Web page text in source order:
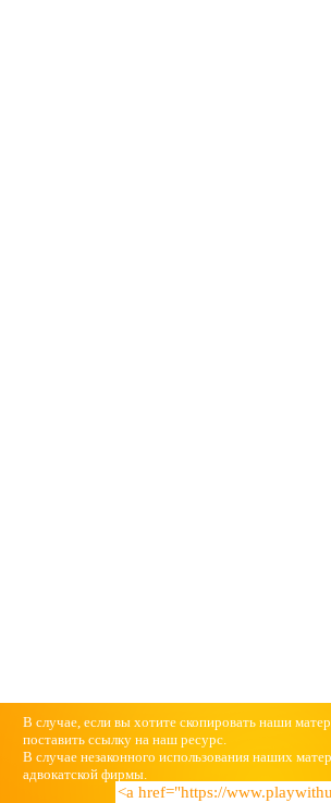
В случае, если вы хотите скопировать наши
поставить ссылку на наш ресурс.
В случае незаконного использования наших
адвокатской фирмы.
<a href="https://